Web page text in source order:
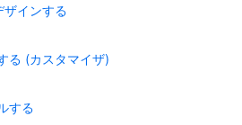
ザインする
る (カスタマイザ)
する